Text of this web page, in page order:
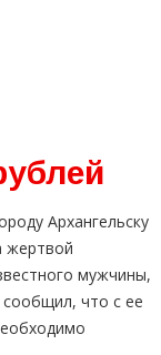
Архангельску
жертвой
мужчины,
сообщил, что с ее